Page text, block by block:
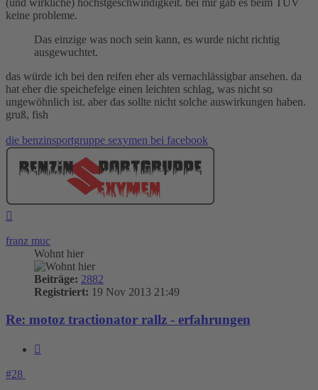
(und wirkliche) höchstgeschwindigkeit. bei mir gab es beim TÜV
keine probleme.
Das einzige was noch sein kann, es wurde nicht richtig
ausgewuchtet.
das würde ich bei den reifen eher als vernachlässigbar ansehen. da
hat eher die speichefelge einen leichten schlag, was nicht so
ungewöhnlich ist. aber das sollte nicht solche auswirkungen haben.
gruß, fish
die benzinsportgruppe sexymen bei facebook
franz muc
Wohnt hier
Beiträge: 2882
Registriert: 19 Nov 2013 21:49
Re: motoz tractionator rallz - erfahrungen
#28